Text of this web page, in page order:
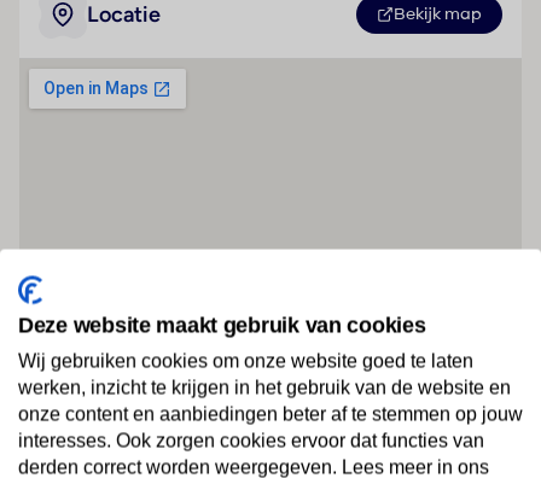
Locatie Bekijk map
Deze website maakt gebruik van cookies
Wij gebruiken cookies om onze website goed te laten
werken, inzicht te krijgen in het gebruik van de website en
onze content en aanbiedingen beter af te stemmen op jouw
interesses. Ook zorgen cookies ervoor dat functies van
derden correct worden weergegeven. Lees meer in ons